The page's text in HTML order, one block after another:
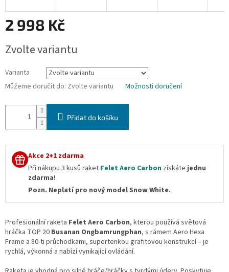
2 998 Kč
cena:
Zvolte variantu
Varianta
Můžeme doručit do: Zvolte variantu Možnosti doručení
Přidat do košíku
Akce 2+1 zdarma
Při nákupu 3 kusů raket Felet Aero Carbon získátejednu
zdarma!
Pozn. Neplatí pro nový model Snow White.
Profesionální raketa Felet Aero Carbon, kterou používá světová
hráčka TOP 20 Busanan Ongbamrungphan, s rámem Aero Hexa
Frame a 80-ti průchodkami, supertenkou grafitovou konstrukcí – je
rychlá, výkonná a nabízí vynikající ovládání.